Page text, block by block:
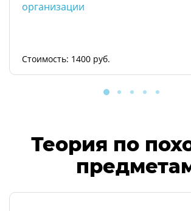
организации
Стоимость: 1400 руб.
Теория по